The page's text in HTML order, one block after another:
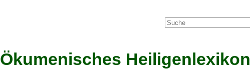
Ökumenisches Heiligenlexikon